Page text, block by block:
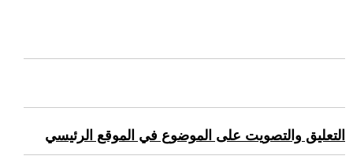
التعليق والتصويت على الموضوع في الموقع الرئيسي